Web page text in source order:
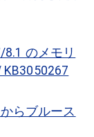
のメモリ
らブルース